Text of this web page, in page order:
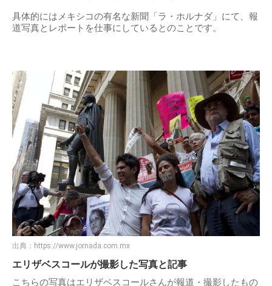
具体的にはメキシコの有名な新聞「ラ・ホルナダ」にて、報
道写真とレポートを仕事にしているとのことです。
出典： https://www.jornada.com.mx
エリザベスコールが撮影した写真と記事
こちらの写真はエリザベスコールさんが報道・撮影したもの